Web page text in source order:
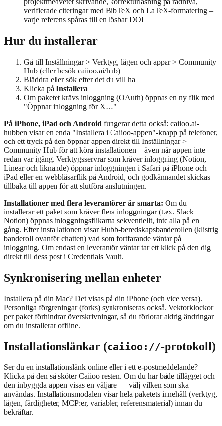
projektmedvetet skrivande, korrekturläsning på radnivå,
verifierade citeringar med BibTeX och LaTeX-formatering –
varje referens spåras till en lösbar DOI
Hur du installerar
Gå till Inställningar > Verktyg, lägen och appar > Community
Hub (eller besök caiioo.ai/hub)
Bläddra eller sök efter det du vill ha
Klicka på Installera
Om paketet krävs inloggning (OAuth) öppnas en ny flik med
"Öppnar inloggning för X…"
På iPhone, iPad och Android fungerar detta också: caiioo.ai-
hubben visar en enda "Installera i Caiioo-appen"-knapp på telefoner,
och ett tryck på den öppnar appen direkt till Inställningar >
Community Hub för att köra installationen – även när appen inte
redan var igång. Verktygsservrar som kräver inloggning (Notion,
Linear och liknande) öppnar inloggningen i Safari på iPhone och
iPad eller en webbläsarflik på Android, och godkännandet skickas
tillbaka till appen för att slutföra anslutningen.
Installationer med flera leverantörer är smarta: Om du
installerar ett paket som kräver flera inloggningar (t.ex. Slack +
Notion) öppnas inloggningsflikarna sekventiellt, inte alla på en
gång. Efter installationen visar Hubb-beredskapsbanderollen (klistrig
banderoll ovanför chatten) vad som fortfarande väntar på
inloggning. Om endast en leverantör väntar tar ett klick på den dig
direkt till dess post i Credentials Vault.
Synkronisering mellan enheter
Installera på din Mac? Det visas på din iPhone (och vice versa).
Personliga förgreningar (forks) synkroniseras också. Vektorklockor
per paket förhindrar överskrivningar, så du förlorar aldrig ändringar
om du installerar offline.
Installationslänkar (caiioo://-protokoll)
Ser du en installationslänk online eller i ett e-postmeddelande?
Klicka på den så sköter Caiioo resten. Om du har både tillägget och
den inbyggda appen visas en väljare — välj vilken som ska
användas. Installationsmodalen visar hela paketets innehåll (verktyg,
lägen, färdigheter, MCP:er, variabler, referensmaterial) innan du
bekräftar.